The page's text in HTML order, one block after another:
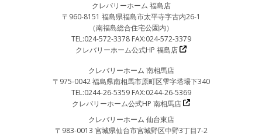
クレバリーホーム 福島店
〒960-8151 福島県福島市太平寺字古内26-1
（南福島総合住宅公園内）
TEL:024-572-3378 FAX:024-572-3379
クレバリーホーム公式HP 福島店
クレバリーホーム 南相馬店
〒975-0042 福島県南相馬市原町区雫字塔場下340
TEL:0244-26-5359 FAX:0244-26-5369
クレバリーホーム公式HP 南相馬店
クレバリーホーム 仙台東店
〒983-0013 宮城県仙台市宮城野区中野3丁目7-2